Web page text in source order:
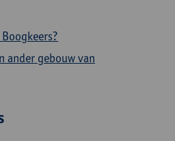
ander gebouw van